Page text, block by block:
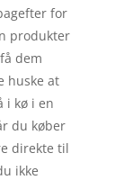
for
produkter
dem
huske at
i kø i en
du køber
direkte til
ikke